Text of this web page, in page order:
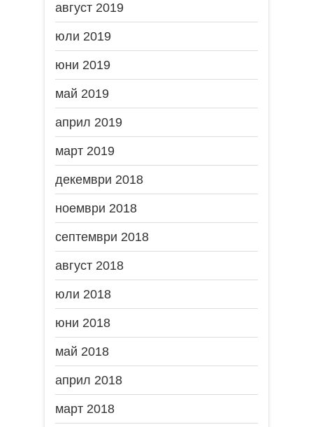
август 2019
юли 2019
юни 2019
май 2019
април 2019
март 2019
декември 2018
ноември 2018
септември 2018
август 2018
юли 2018
юни 2018
май 2018
април 2018
март 2018